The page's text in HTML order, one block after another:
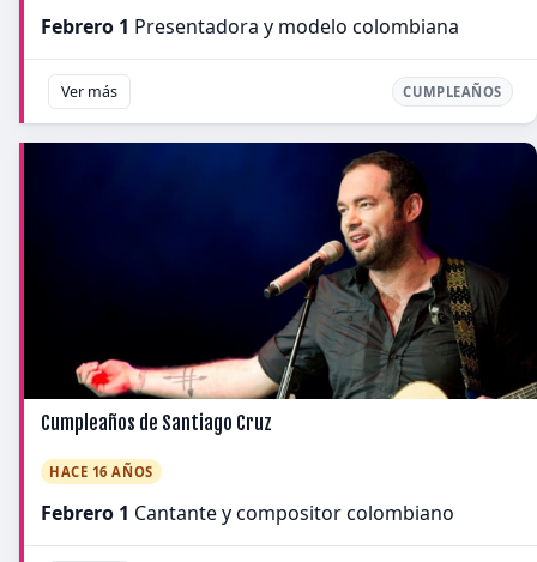
Febrero 1 Presentadora y modelo colombiana
Ver más CUMPLEAÑOS
Cumpleaños de Santiago Cruz
HACE 16 AÑOS
Febrero 1 Cantante y compositor colombiano